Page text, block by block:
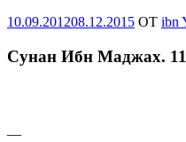
Опубликовано
10.09.201208.12.2015 OT ibn
Сунан Ибн Маджах.
—